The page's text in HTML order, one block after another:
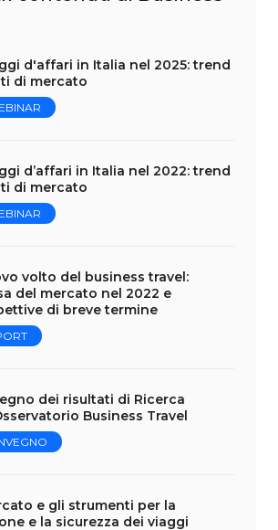
d'affari in Italia nel 2025: trend
di mercato
d’affari in Italia nel 2022: trend
di mercato
volto del business travel:
del mercato nel 2022 e
di breve termine
dei risultati di Ricerca
Business Travel
e gli strumenti per la
e la sicurezza dei viaggi